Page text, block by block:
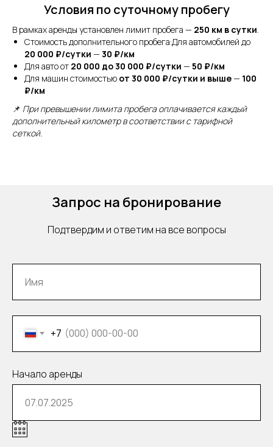
Условия по суточному пробегу
В рамках аренды установлен лимит пробега — 250 км в сутки
Стоимость дополнительного пробега:Для автомобилей до
20 000 ₽/сутки — 30 ₽/км
Для авто от 20 000 до 30 000 ₽/сутки — 50 ₽/км
Для машин стоимостью от 30 000 ₽/сутки и выше— 100
₽/км
📌 При превышении лимита пробега оплачивается каждый
дополнительный километр в соответствии с тарифной
сеткой.
Запрос на бронирование
Подтвердим и ответим на все вопросы
+7
Начало аренды
Услуги
Дополнительные услуги
Доставка в аэропорт /
автомобиля